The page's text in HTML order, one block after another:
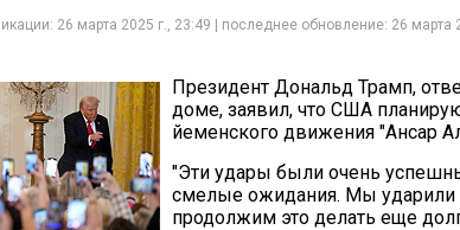
26 марта 2025 г., 23:49 | последнее обновление: 26 марта
Президент Дональд Трамп,
доме, заявил, что США
йеменского движения "Ансар
"Эти удары были очень
смелые ожидания. Мы
продолжим это делать еще